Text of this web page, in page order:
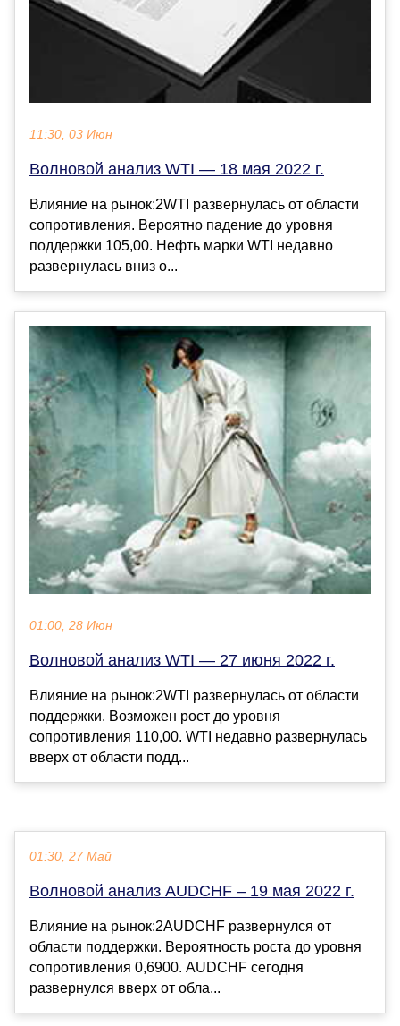
11:30, 03 Июн
Волновой анализ WTI — 18 мая 2022 г.
Влияние на рынок:2WTI развернулась от области
сопротивления. Вероятно падение до уровня
поддержки 105,00. Нефть марки WTI недавно
развернулась вниз о...
01:00, 28 Июн
Волновой анализ WTI — 27 июня 2022 г.
Влияние на рынок:2WTI развернулась от области
поддержки. Возможен рост до уровня
сопротивления 110,00. WTI недавно развернулась
вверх от области подд...
01:30, 27 Май
Волновой анализ AUDCHF – 19 мая 2022 г.
Влияние на рынок:2AUDCHF развернулся от
области поддержки. Вероятность роста до уровня
сопротивления 0,6900. AUDCHF сегодня
развернулся вверх от обла...